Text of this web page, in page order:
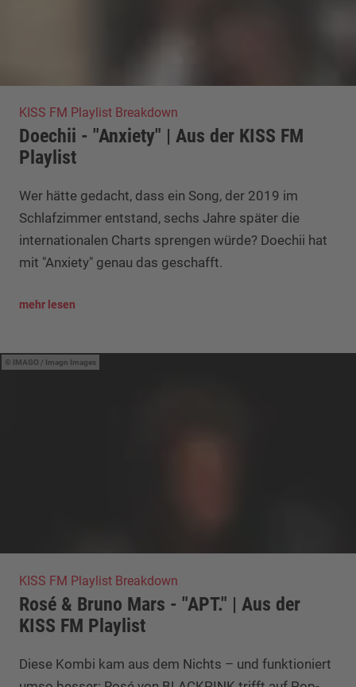
KISS FM Playlist Breakdown
Doechii - "Anxiety" | Aus der KISS FM
Playlist
Wer hätte gedacht, dass ein Song, der 2019 im
Schlafzimmer entstand, sechs Jahre später die
internationalen Charts sprengen würde? Doechii hat
mit "Anxiety" genau das geschafft.
mehr lesen
IMAGO / Imagn Images
KISS FM Playlist Breakdown
Rosé & Bruno Mars - "APT." | Aus der
KISS FM Playlist
Diese Kombi kam aus dem Nichts – und funktioniert